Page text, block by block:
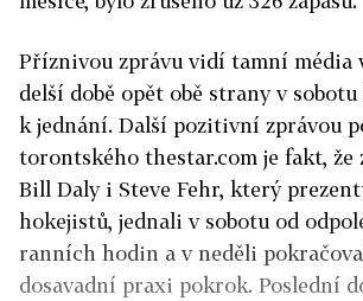
Příznivou zprávu vidí tamní média
delší době opět obě strany v
k jednání. Další pozitivní zprávou
torontského thestar.com je fakt, že
Bill Daly i Steve Fehr, který
hokejistů, jednali v sobotu od
ranních hodin a v neděli
dosavadní praxi pokrok. Poslední